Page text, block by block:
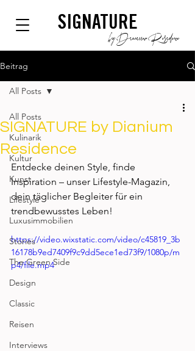
SIGNATURE
by Dianium Residence
Beitrag
All Posts
Kulinarik
Kultur
Kunst
Lifestyle
Luxusimmobilien
Stories
The Green Side
Design
Classic
Reisen
Interviews
All Posts
SIGNATURE by Dianium
Residence
Entdecke deinen Style, finde
Inspiration – unser Lifestyle-Magazin,
dein täglicher Begleiter für ein
trendbewusstes Leben!
https://video.wixstatic.com/video/c45819_3b
16178b9ed7409f9c9dd5ece1ed73f9/1080p/m
p4/file.mp4